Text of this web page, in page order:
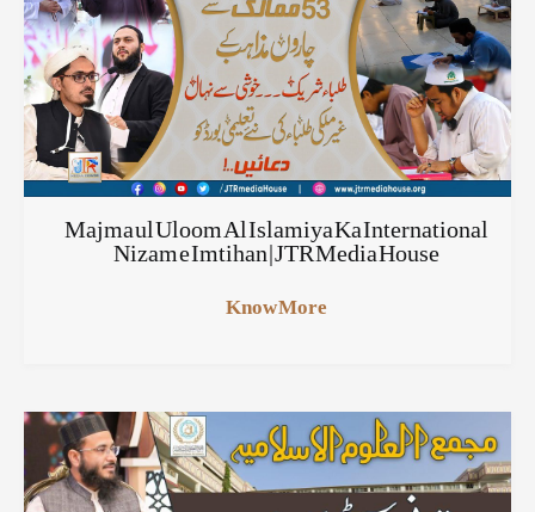
Majma ul Uloom Al Islamiya Ka International
Nizam e Imtihan | JTR Media House
Know More